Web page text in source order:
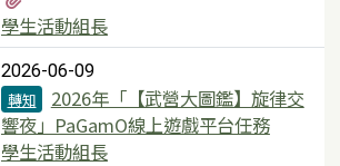
學生活動組長
2026-06-09
轉知
2026年「【武營大圖鑑】旋律交
響夜」PaGamO線上遊戲平台任務
學生活動組長